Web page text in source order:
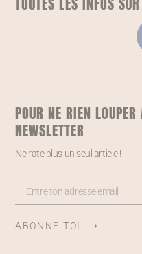
POUR NE RIEN
NEWSLETTER
Ne rate plus un seul article !
ABONNE-TOI ⟶